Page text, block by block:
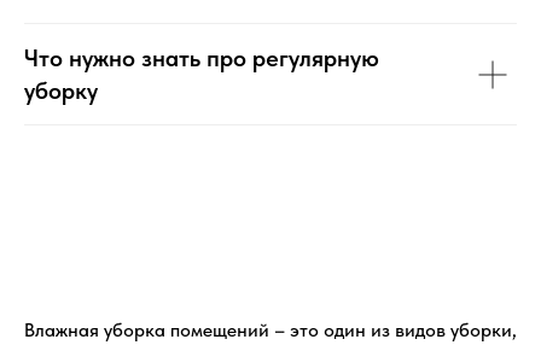
Что нужно знать про регулярную
уборку
Влажная уборка помещений – это один из видов уборки,